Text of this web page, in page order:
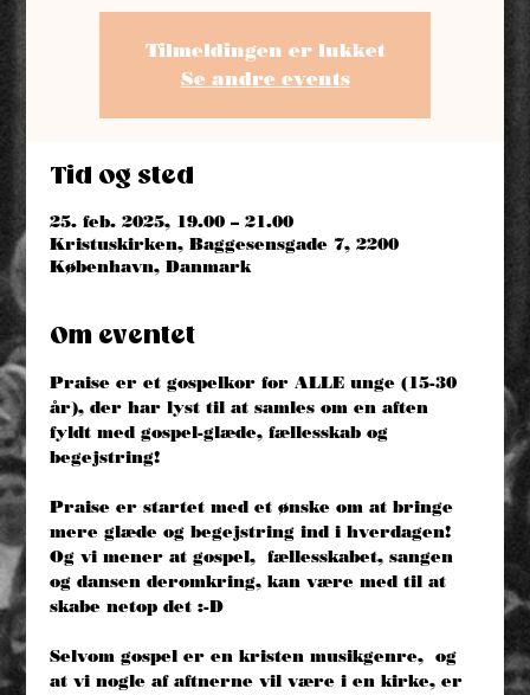
Tilmeldingen er lukket
Se andre events
Tid og sted
25. feb. 2025, 19.00 – 21.00
Kristuskirken, Baggesensgade 7, 2200
København, Danmark
Om eventet
Praise er et gospelkor for ALLE unge (15-30
år), der har lyst til at samles om en aften
fyldt med gospel-glæde, fællesskab og
begejstring!
Praise er startet med et ønske om at bringe
mere glæde og begejstring ind i hverdagen!
Og vi mener at gospel,  fællesskabet, sangen
og dansen deromkring, kan være med til at
skabe netop det :-D
Selvom gospel er en kristen musikgenre,  og
at vi nogle af aftnerne vil være i en kirke, er